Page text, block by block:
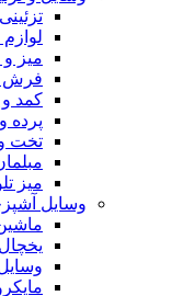
میز
فرش
کمد و
پرده
تخت
میز
وسایل